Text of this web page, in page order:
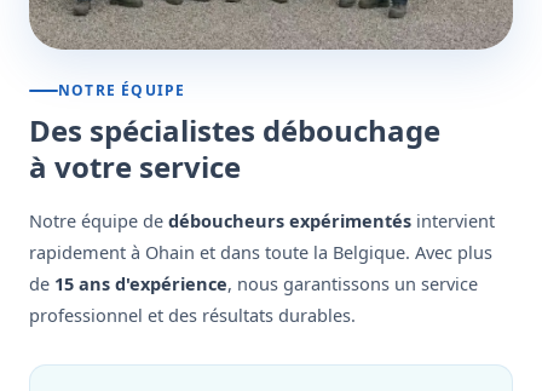
NOTRE ÉQUIPE
Des spécialistes débouchage
à votre service
Notre équipe de déboucheurs expérimentés intervient
rapidement à Ohain et dans toute la Belgique. Avec plus
de 15 ans d'expérience, nous garantissons un service
professionnel et des résultats durables.